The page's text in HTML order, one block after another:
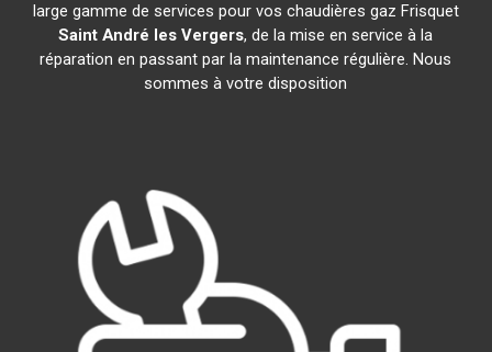
large gamme de services pour vos chaudières gaz Frisquet
Saint André les Vergers, de la mise en service à la
réparation en passant par la maintenance régulière. Nous
sommes à votre disposition